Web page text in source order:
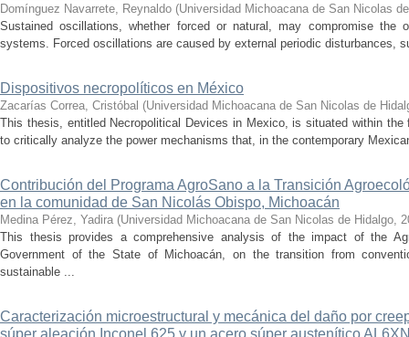
Domínguez Navarrete, Reynaldo (Universidad Michoacana de San Nicolas
Sustained oscillations, whether forced or natural, may compromise the
systems. Forced oscillations are caused by external periodic disturbances,
Dispositivos necropolíticos en México
Zacarías Correa, Cristóbal (Universidad Michoacana de San Nicolas de
This thesis, entitled Necropolitical Devices in Mexico, is situated within
to critically analyze the power mechanisms that, in the contemporary
Contribución del Programa AgroSano a la Transición
en la comunidad de San Nicolás Obispo, Michoacán
Medina Pérez, Yadira (Universidad Michoacana de San Nicolas de Hidalgo,
This thesis provides a comprehensive analysis of the impact of the
Government of the State of Michoacán, on the transition from
sustainable ...
Caracterización microestructural y mecánica del daño por
súper aleación Inconel 625 y un acero súper austenítico